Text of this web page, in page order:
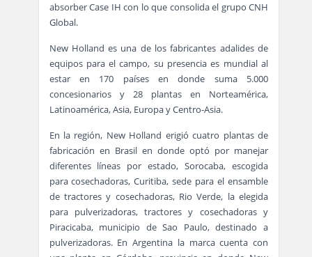
absorber Case IH con lo que consolida el grupo CNH
Global.
New Holland es una de los fabricantes adalides de
equipos para el campo, su presencia es mundial al
estar en 170 países en donde suma 5.000
concesionarios y 28 plantas en Norteamérica,
Latinoamérica, Asia, Europa y Centro-Asia.
En la región, New Holland erigió cuatro plantas de
fabricación en Brasil en donde optó por manejar
diferentes líneas por estado, Sorocaba, escogida
para cosechadoras, Curitiba, sede para el ensamble
de tractores y cosechadoras, Rio Verde, la elegida
para pulverizadoras, tractores y cosechadoras y
Piracicaba, municipio de Sao Paulo, destinado a
pulverizadoras. En Argentina la marca cuenta con